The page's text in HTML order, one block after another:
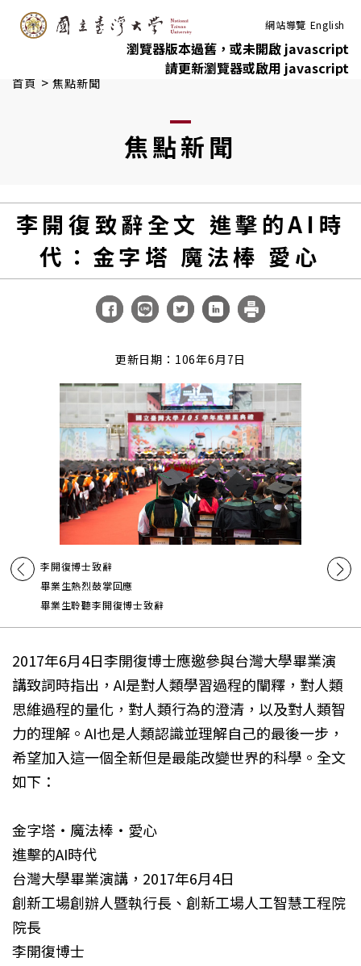
跳到主要內容 網站導覽 English
瀏覽器版本過舊，或未開啟 javascript
請更新瀏覽器或啟用 javascript
首頁 > 焦點新聞
焦點新聞
李開復致辭全文 進擊的AI時
代：金字塔 魔法棒 愛心
更新日期：106年6月7日
李開復博士致辭
畢業生熱烈鼓掌回應
畢業生聆聽李開復博士致辭
2017年6月4日李開復博士應邀參與台灣大學畢業演
講致詞時指出，AI是對人類學習過程的闡釋，對人類
思維過程的量化，對人類行為的澄清，以及對人類智
力的理解。AI也是人類認識並理解自己的最後一步，
希望加入這一個全新但是最能改變世界的科學。全文
如下：
金字塔‧魔法棒‧愛心
進擊的AI時代
台灣大學畢業演講，2017年6月4日
創新工場創辦人暨執行長、創新工場人工智慧工程院
院長
李開復博士